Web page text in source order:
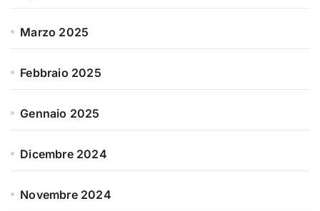
Marzo 2025
Febbraio 2025
Gennaio 2025
Dicembre 2024
Novembre 2024